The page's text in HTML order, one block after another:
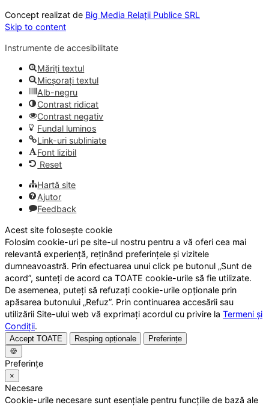
Concept realizat de Big Media Relații Publice SRL
Skip to content
Instrumente de accesibilitate
Măriți textul
Micșorați textul
Alb-negru
Contrast ridicat
Contrast negativ
Fundal luminos
Link-uri subliniate
Font lizibil
Reset
Hartă site
Ajutor
Feedback
Acest site folosește cookie
Folosim cookie-uri pe site-ul nostru pentru a vă oferi cea mai
relevantă experiență, reținând preferințele și vizitele
dumneavoastră. Prin efectuarea unui click pe butonul „Sunt de
acord”, sunteți de acord ca TOATE cookie-urile să fie utilizate.
De asemenea, puteți să refuzați cookie-urile opționale prin
apăsarea butonului „Refuz”. Prin continuarea accesării sau
utilizării Site-ului web vă exprimați acordul cu privire la Termeni și
Condiții.
Accept TOATE Resping opționale
Preferințe
🍪
Preferințe
×
Necesare
Cookie-urile necesare sunt esențiale pentru funcțiile de bază ale